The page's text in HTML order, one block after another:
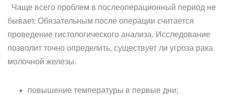
Чаще всего проблем в послеоперационный период не
бывает. Обязательным после операции считается
проведение гистологического анализа. Исследование
позволит точно определить, существует ли угроза рака
молочной железы.
повышение температуры в первые дни;